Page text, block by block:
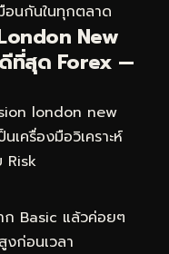
อนกันในทุกตลาด
New
ดีที่สุด Forex —
london new
ครื่องมือวิเคราะห์
Risk
ก Basic แล้วค่อยๆ
งก่อนเวลา